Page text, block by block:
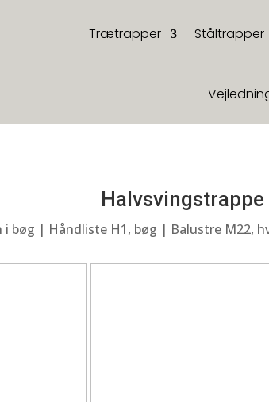
Trætrapper Ståltrapper
Halvsvingstrappe
bøg | Håndliste H1, bøg | Balustre M22,